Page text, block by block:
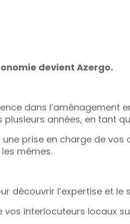
devient Azergo.
dans
années, en tant
prise en charge de
mêmes.
découvrir l’expertise et
vos interlocuteurs locaux